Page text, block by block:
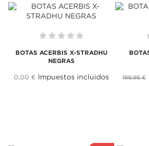
BOTAS ACERBIS X-STRADHU
NEGRAS
0,00 € Impuestos incluidos 199,95 €